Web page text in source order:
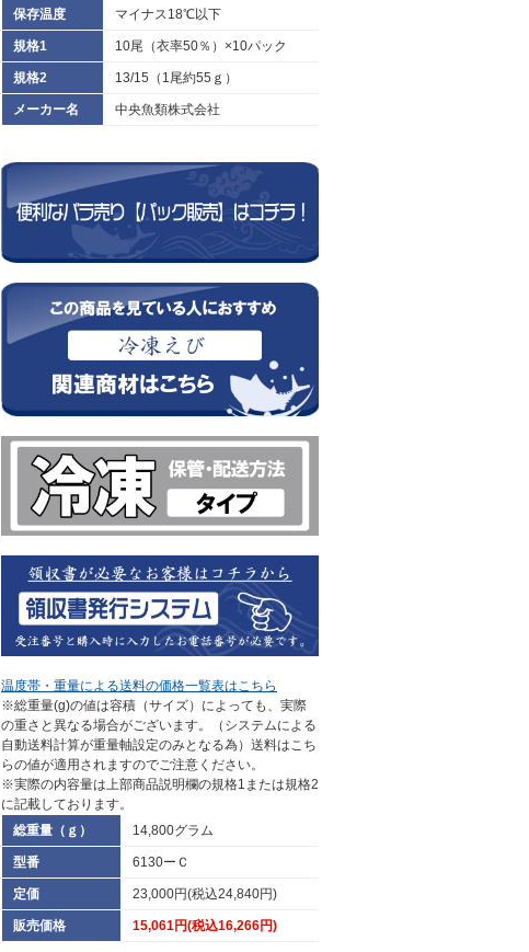
保存温度 マイナス18℃以下
規格1 10尾（衣率50％）×10パック
規格2 13/15（1尾約55ｇ）
メーカー名 中央魚類株式会社
温度帯・重量による送料の価格一覧表はこちら
※総重量(g)の値は容積（サイズ）によっても、実際
の重さと異なる場合がございます。（システムによる
自動送料計算が重量軸設定のみとなる為）送料はこち
らの値が適用されますのでご注意ください。
※実際の内容量は上部商品説明欄の規格1または規格2
に記載しております。
総重量（ｇ）
14,800グラム
型番 6130ーＣ
定価 23,000円(税込24,840円)
販売価格 15,061円(税込16,266円)